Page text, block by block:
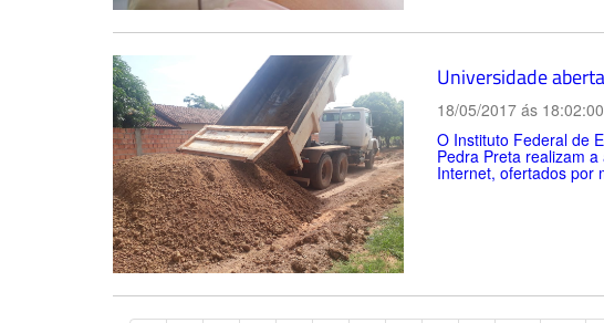
Universidade
18/05/2017 ás 18:02:00
O Instituto Federal de
Pedra Preta realizam
Internet, ofertados por